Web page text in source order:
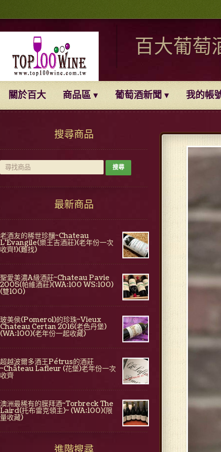
百大葡萄
關於百大 商品區 葡萄酒新聞 我的帳
搜尋商品
最新商品
老酒友的稀世珍釀~Chateau
L'Evangile(樂王吉酒莊)(老年份一次
收齊!)(難找)
聖愛美濃A級酒莊~Chateau Pavie
2005(帕維酒莊)(WA:100 WS:100)
(雙100)
玻美侯(Pomerol)的珍珠~Vieux
Chateau Certan 2016(老色丹堡)
(WA:100)(老年份一起收藏)
超越波爾多酒王Pétrus的酒莊
~Château Lafleur (花堡)老年份一次
收齊
澳洲最稀有的膜拜酒~Torbreck The
Laird(托布雷克領主)~ (WA:100)(限
量收藏)